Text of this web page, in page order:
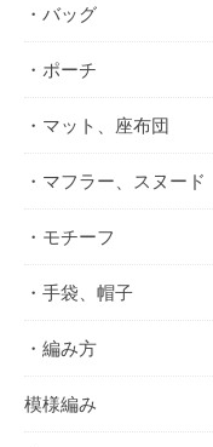
・バッグ
・ポーチ
・マット、座布団
・マフラー、スヌード
・モチーフ
・手袋、帽子
・編み方
模様編み